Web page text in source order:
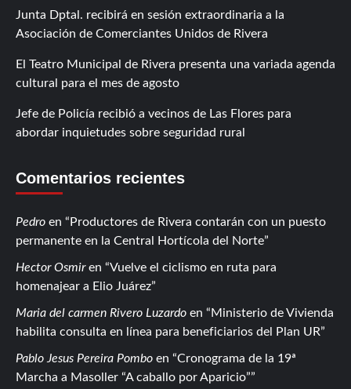
Junta Dptal. recibirá en sesión extraordinaria a la
Asociación de Comerciantes Unidos de Rivera
El Teatro Municipal de Rivera presenta una variada agenda
cultural para el mes de agosto
Jefe de Policía recibió a vecinos de Las Flores para
abordar inquietudes sobre seguridad rural
Comentarios recientes
Pedro en
Productores de Rivera contarán con un puesto
permanente en la Central Hortícola del Norte
Hector Osmiren
Vuelve el ciclismo en ruta para
homenajear a Elio Juárez
Maria del carmen Rivero Luzardo en
Ministerio de Vivienda
habilita consulta en línea para beneficiarios del Plan UR
Pablo Jesus Pereira Pombo en
Cronograma de la 19ª
Marcha a Masoller “A caballo por Aparicio”